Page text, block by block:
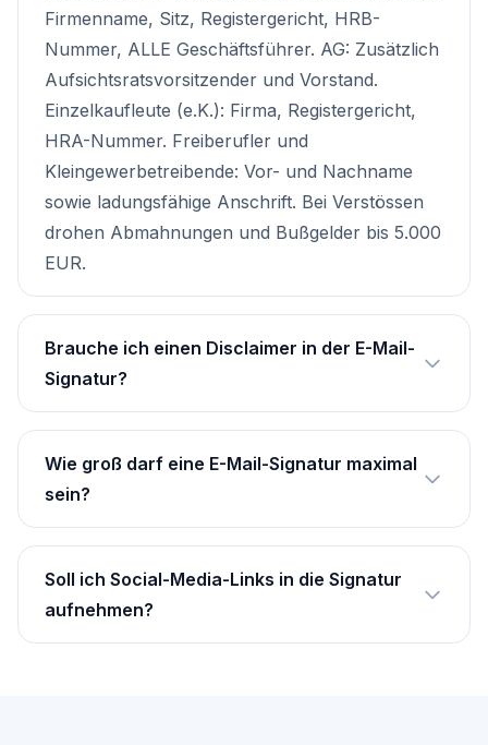
Firmenname, Sitz, Registergericht, HRB-
Nummer, ALLE Geschäftsführer. AG: Zusätzlich
Aufsichtsratsvorsitzender und Vorstand.
Einzelkaufleute (e.K.): Firma, Registergericht,
HRA-Nummer. Freiberufler und
Kleingewerbetreibende: Vor- und Nachname
sowie ladungsfähige Anschrift. Bei Verstössen
drohen Abmahnungen und Bußgelder bis 5.000
EUR.
Brauche ich einen Disclaimer in der E-Mail-
Signatur?
Wie groß darf eine E-Mail-Signatur maximal
sein?
Soll ich Social-Media-Links in die Signatur
aufnehmen?